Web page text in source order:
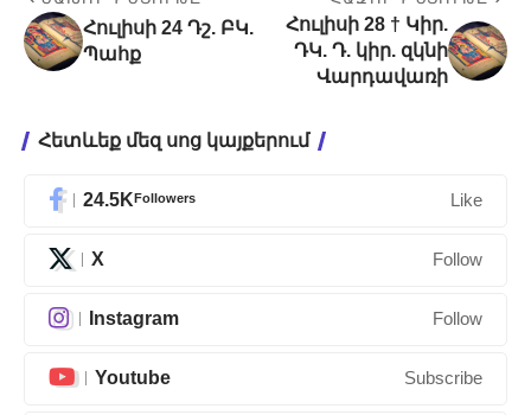
Հուլիսի 24 Դշ. ԲԿ.
Պահք
Հուլիսի 28 † Կիր.
ԴԿ. Դ. կիր. զկնի
Վարդավառի
Հետևեք մեզ սոց կայքերում
24.5KFollowers Like
X Follow
Instagram Follow
Youtube Subscribe